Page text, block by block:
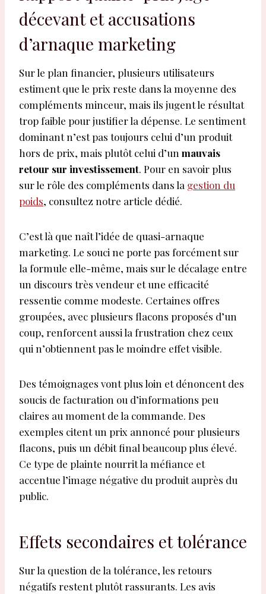
décevant et accusations
d’arnaque marketing
Sur le plan financier, plusieurs utilisateurs
estiment que le prix reste dans la moyenne des
compléments minceur, mais ils jugent le résultat
trop faible pour justifier la dépense. Le sentiment
dominant n’est pas toujours celui d’un produit
hors de prix, mais plutôt celui d’un mauvais
retour sur investissement. Pour en savoir plus
sur le rôle des compléments dans la gestion du
poids, consultez notre article dédié.
C’est là que naît l’idée de quasi-arnaque
marketing. Le souci ne porte pas forcément sur
la formule elle-même, mais sur le décalage entre
un discours très vendeur et une efficacité
ressentie comme modeste. Certaines offres
groupées, avec plusieurs flacons proposés d’un
coup, renforcent aussi la frustration chez ceux
qui n’obtiennent pas le moindre effet visible.
Des témoignages vont plus loin et dénoncent des
soucis de facturation ou d’informations peu
claires au moment de la commande. Des
exemples citent un prix annoncé pour plusieurs
flacons, puis un débit final beaucoup plus élevé.
Ce type de plainte nourrit la méfiance et
accentue l’image négative du produit auprès du
public.
Effets secondaires et tolérance
Sur la question de la tolérance, les retours
négatifs restent plutôt rassurants. Les avis